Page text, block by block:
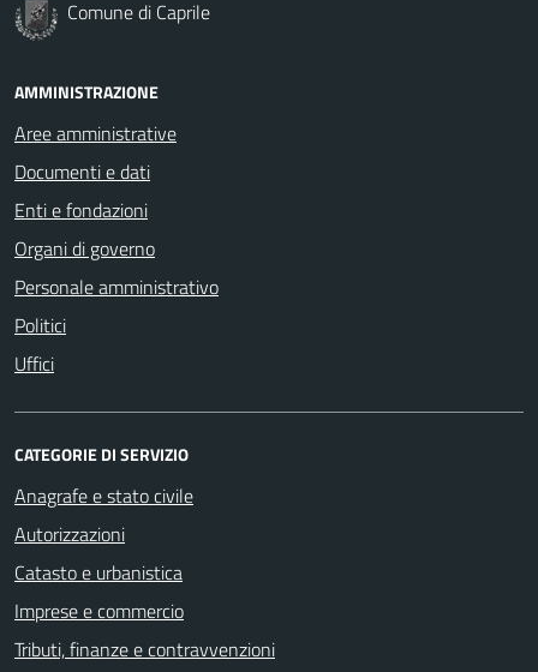
Comune di Caprile
AMMINISTRAZIONE
Aree amministrative
Documenti e dati
Enti e fondazioni
Organi di governo
Personale amministrativo
Politici
Uffici
CATEGORIE DI SERVIZIO
Anagrafe e stato civile
Autorizzazioni
Catasto e urbanistica
Imprese e commercio
Tributi, finanze e contravvenzioni